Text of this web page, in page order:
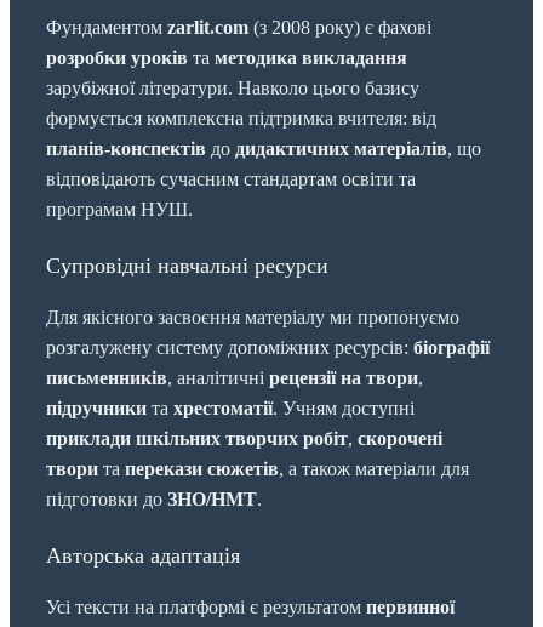
Фундаментом zarlit.com (з 2008 року) є фахові
розробки уроків та методика викладання
зарубіжної літератури. Навколо цього базису
формується комплексна підтримка вчителя: від
планів-конспектів до дидактичних матеріалів, що
відповідають сучасним стандартам освіти та
програмам НУШ.
Супровідні навчальні ресурси
Для якісного засвоєння матеріалу ми пропонуємо
розгалужену систему допоміжних ресурсів: біографії
письменників, аналітичні рецензії на твори,
підручники та хрестоматії. Учням доступні
приклади шкільних творчих робіт, скорочені
твори та перекази сюжетів, а також матеріали для
підготовки до ЗНО/НМТ.
Авторська адаптація
Усі тексти на платформі є результатом первинної